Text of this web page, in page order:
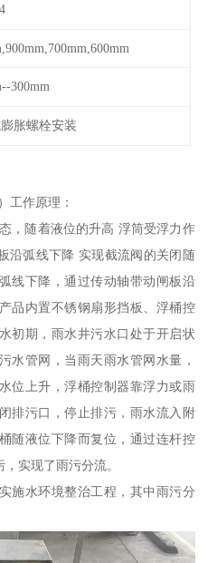
300mm
胀螺栓安装
工作原理：
，随着液位的升高 浮筒受浮力作
沿弧线下降 实现截流阀的关闭随
线下降，通过传动轴带动闸板沿
品内置不锈钢扇形挡板、浮桶控
初期，雨水井污水口处于开启状
水管网，当雨天雨水管网水量，
位上升，浮桶控制器靠浮力或雨
排污口，停止排污，雨水流入附
随液位下降而复位，通过连杆控
实现了雨污分流。
施水环境整治工程，其中雨污分